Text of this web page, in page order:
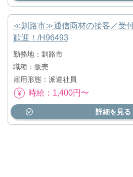
≪釧路市≫通信商材の接客／受
歓迎！/H96493
勤務地：釧路市
職種：販売
雇用形態：派遣社員
時給：1,400円〜
詳細を見る